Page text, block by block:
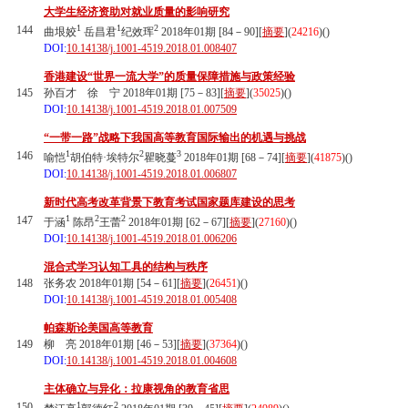
144
大学生经济资助对就业质量的影响研究
曲垠姣1 岳昌君1纪效珲2 2018年01期 [84－90][摘要](24216)()
DOI:10.14138/j.1001-4519.2018.01.008407
145
香港建设“世界一流大学”的质量保障措施与政策经验
孙百才 徐 宁 2018年01期 [75－83][摘要](35025)()
DOI:10.14138/j.1001-4519.2018.01.007509
146
“一带一路”战略下我国高等教育国际输出的机遇与挑战
喻恺1胡伯特·埃特尔2瞿晓蔓3 2018年01期 [68－74][摘要](41875)()
DOI:10.14138/j.1001-4519.2018.01.006807
147
新时代高考改革背景下教育考试国家题库建设的思考
于涵1 陈昂2王蕾2 2018年01期 [62－67][摘要](27160)()
DOI:10.14138/j.1001-4519.2018.01.006206
148
混合式学习认知工具的结构与秩序
张务农 2018年01期 [54－61][摘要](26451)()
DOI:10.14138/j.1001-4519.2018.01.005408
149
帕森斯论美国高等教育
柳 亮 2018年01期 [46－53][摘要](37364)()
DOI:10.14138/j.1001-4519.2018.01.004608
主体确立与异化：拉康视角的教育省思
1 2